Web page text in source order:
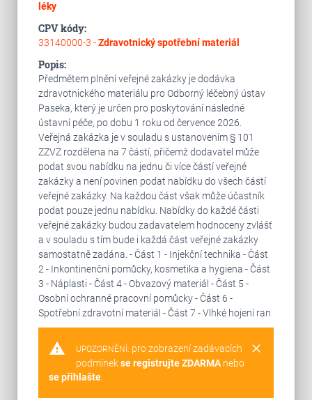
léky
CPV kódy:
33140000-3 -Zdravotnický spotřební materiál
Popis:
Předmětem plnění veřejné zakázky je dodávka
zdravotnického materiálu pro Odborný léčebný ústav
Paseka, který je určen pro poskytování následné
ústavní péče, po dobu 1 roku od července 2026.
Veřejná zakázka je v souladu s ustanovením § 101
ZZVZ rozdělena na 7 částí, přičemž dodavatel může
podat svou nabídku na jednu či více částí veřejné
zakázky a není povinen podat nabídku do všech částí
veřejné zakázky. Na každou část však může účastník
podat pouze jednu nabídku. Nabídky do každé části
veřejné zakázky budou zadavatelem hodnoceny zvlášť
a v souladu s tím bude i každá část veřejné zakázky
samostatně zadána. - Část 1 - Injekční technika - Část
2 - Inkontinenční pomůcky, kosmetika a hygiena - Část
3 - Náplasti - Část 4 - Obvazový materiál - Část 5 -
Osobní ochranné pracovní pomůcky - Část 6 -
Spotřební zdravotní materiál - Část 7 - Vlhké hojení ran
warning clear
UPOZORNĚNÍ: pro zobrazení zadávacích
podmínekse registrujte ZDARMAnebo
se přihlašte.